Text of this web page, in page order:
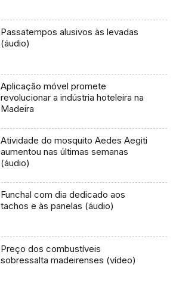
Passatempos alusivos às levadas
(áudio)
Aplicação móvel promete
revolucionar a indústria hoteleira na
Madeira
Atividade do mosquito Aedes Aegiti
aumentou nas últimas semanas
(áudio)
Funchal com dia dedicado aos
tachos e às panelas (áudio)
Preço dos combustíveis
sobressalta madeirenses (vídeo)